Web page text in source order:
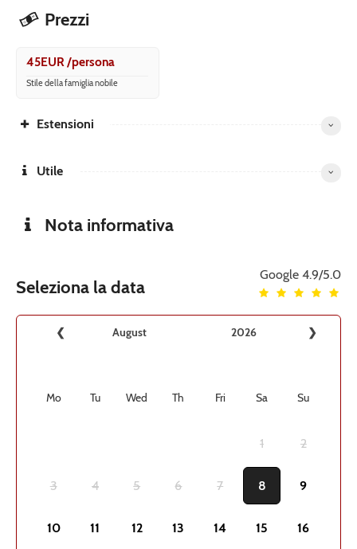
Prezzi
45EUR /persona
Stile della famiglia nobile
Estensioni
Utile
Nota informativa
Google 4.9/5.0
Seleziona la data
❮ August 2026 ❯
Mo Tu Wed Th Fri Sa Su
1 2
3 4 5 6 7 8 9
10 11 12 13 14 15 16